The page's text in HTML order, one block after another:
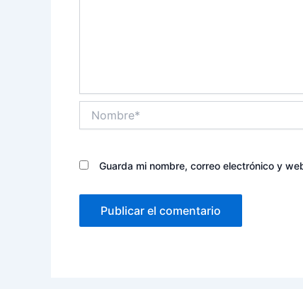
Guarda mi nombre, correo electrónico y